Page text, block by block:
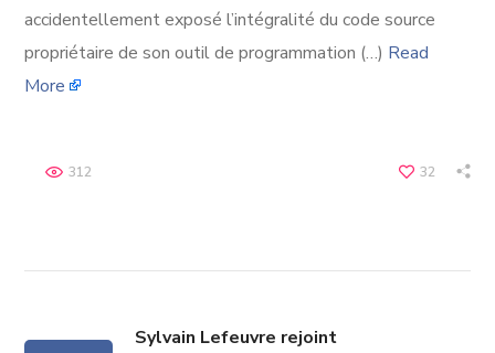
accidentellement exposé l’intégralité du code source
propriétaire de son outil de programmation (…) Read
More
32
312
Sylvain Lefeuvre rejoint